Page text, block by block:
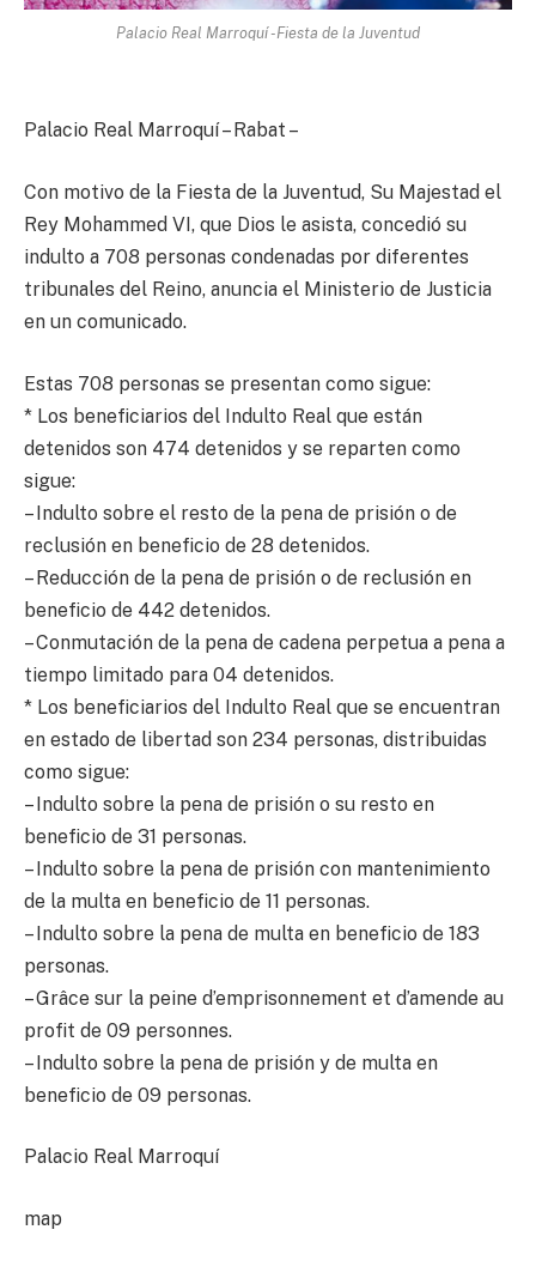
Palacio Real Marroquí -Fiesta de la Juventud
Palacio Real Marroquí – Rabat –
Con motivo de la Fiesta de la Juventud, Su Majestad el
Rey Mohammed VI, que Dios le asista, concedió su
indulto a 708 personas condenadas por diferentes
tribunales del Reino, anuncia el Ministerio de Justicia
en un comunicado.
Estas 708 personas se presentan como sigue:
* Los beneficiarios del Indulto Real que están
detenidos son 474 detenidos y se reparten como
sigue:
– Indulto sobre el resto de la pena de prisión o de
reclusión en beneficio de 28 detenidos.
– Reducción de la pena de prisión o de reclusión en
beneficio de 442 detenidos.
– Conmutación de la pena de cadena perpetua a pena a
tiempo limitado para 04 detenidos.
* Los beneficiarios del Indulto Real que se encuentran
en estado de libertad son 234 personas, distribuidas
como sigue:
– Indulto sobre la pena de prisión o su resto en
beneficio de 31 personas.
– Indulto sobre la pena de prisión con mantenimiento
de la multa en beneficio de 11 personas.
– Indulto sobre la pena de multa en beneficio de 183
personas.
– Grâce sur la peine d’emprisonnement et d’amende au
profit de 09 personnes.
– Indulto sobre la pena de prisión y de multa en
beneficio de 09 personas.
Palacio Real Marroquí
map